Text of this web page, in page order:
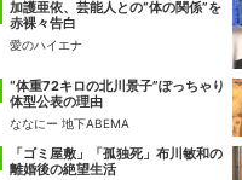
加護亜依、芸能人との“体の関係”を
赤裸々告白
愛のハイエナ
“体重72キロの北川景子”ぽっちゃり
体型公表の理由
ななにー 地下ABEMA
「ゴミ屋敷」「孤独死」布川敏和の
離婚後の絶望生活